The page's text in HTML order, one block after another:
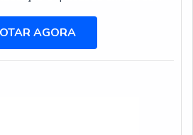
é broca canhão preço acessível,
Ferramentas o cliente encontrará
com setor exclusivo de
suprir a necessidade de cada
AGORA